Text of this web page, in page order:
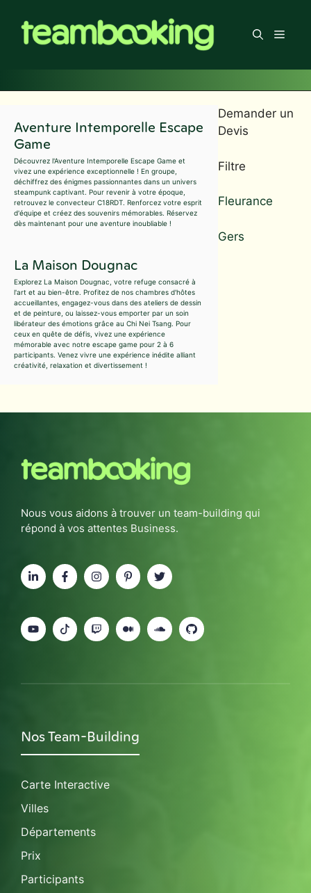
contenu
Menu
Aventure Intemporelle Escape
Game
Découvrez l'Aventure Intemporelle Escape Game et
vivez une expérience exceptionnelle ! En groupe,
déchiffrez des énigmes passionnantes dans un univers
steampunk captivant. Pour revenir à votre époque,
retrouvez le convecteur C18RDT. Renforcez votre esprit
d'équipe et créez des souvenirs mémorables. Réservez
dès maintenant pour une aventure inoubliable !
La Maison Dougnac
Explorez La Maison Dougnac, votre refuge consacré à
l'art et au bien-être. Profitez de nos chambres d'hôtes
accueillantes, engagez-vous dans des ateliers de dessin
et de peinture, ou laissez-vous emporter par un soin
libérateur des émotions grâce au Chi Nei Tsang. Pour
ceux en quête de défis, vivez une expérience
mémorable avec notre escape game pour 2 à 6
participants. Venez vivre une expérience inédite alliant
créativité, relaxation et divertissement !
Demander un
Devis
Filtre
Fleurance
Gers
Nous vous aidons à trouver un team-building qui
répond à vos attentes Business.
Nos Team-Building
Carte Interactive
Villes
Départements
Prix
Participants